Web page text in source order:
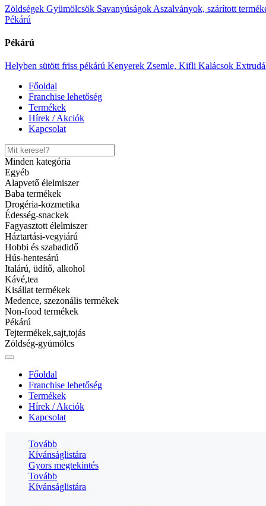
Zöldségek Gyümölcsök Savanyúságok Aszalványok, szárított
Pékárú
Pékárú
Helyben sütött friss pékárú Kenyerek Zsemle, Kifli Kalácsok
Főoldal
Franchise lehetőség
Termékek
Hírek / Akciók
Kapcsolat
Minden kategória
Egyéb
Alapvető élelmiszer
Baba termékek
Drogéria-kozmetika
Édesség-snackek
Fagyasztott élelmiszer
Háztartási-vegyiárú
Hobbi és szabadidő
Hús-hentesárú
Italárú, üdítő, alkohol
Kávé,tea
Kisállat termékek
Medence, szezonális termékek
Non-food termékek
Pékárú
Tejtermékek,sajt,tojás
Zöldség-gyümölcs
Főoldal
Franchise lehetőség
Termékek
Hírek / Akciók
Kapcsolat
Apenta vitamixx alma-mangó 1,5l
Kívánságlistára
Gyors megtekintés
Tovább
Kívánságlistára
Apenta vitamixx alma-mangó 1,5l
Category: ÁsványvízItalárú, üdítő, alkohol
Ft379.00
Tovább
Kívánságlistára
Gyors megtekintés
FÜTYÚLÖS MÉZES BARACK
Tovább
Kívánságlistára
Gyors megtekintés
Tovább
Kívánságlistára
FÜTYÚLÖS MÉZES BARACK
Category: Italárú, üdítő, alkohol
Ft 3 799.00
Kívánságlistára
Gyors megtekintés
Kubu water eper 0,5l
Tovább
Kívánságlistára
Gyors megtekintés
Tovább
Kívánságlistára